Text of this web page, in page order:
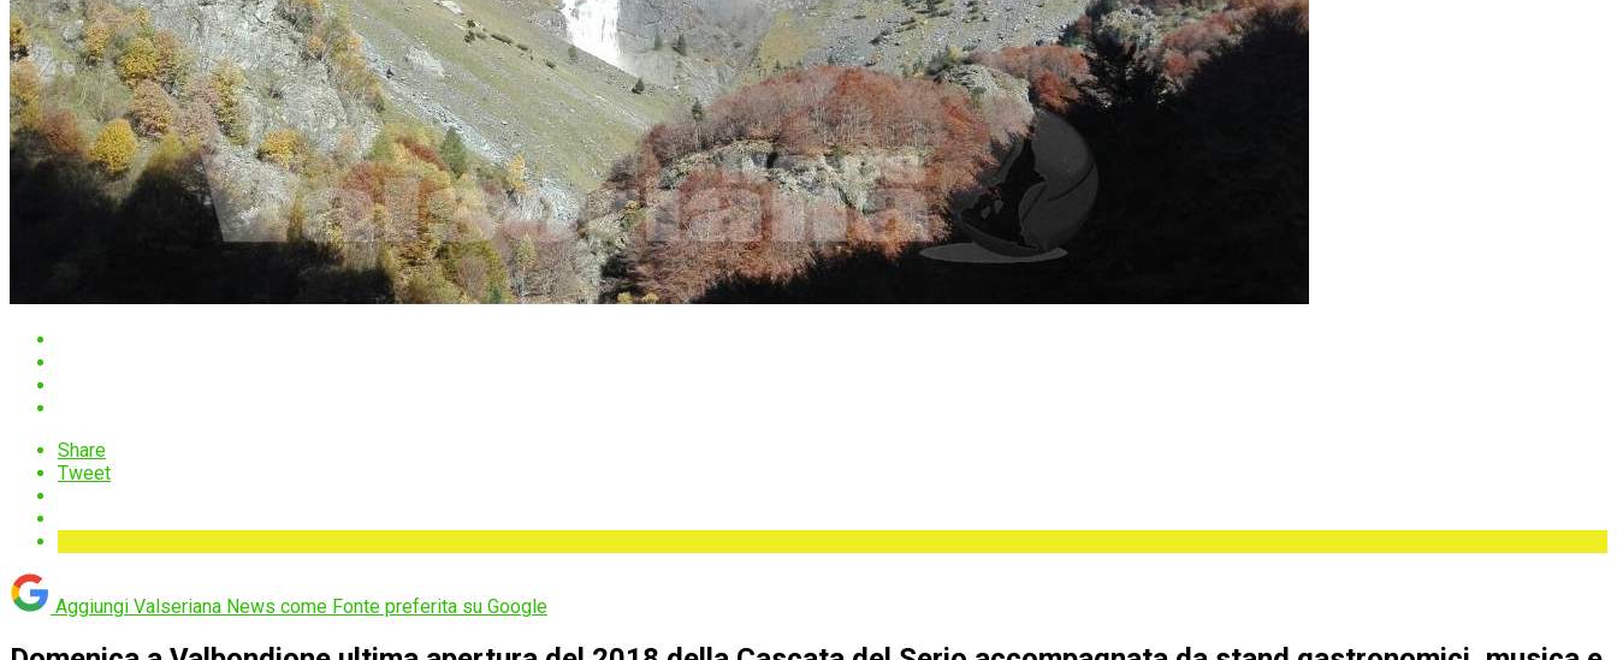
Share
Tweet
Aggiungi Valseriana News come Fonte preferita su Google